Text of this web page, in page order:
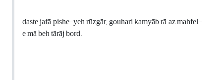
daste jafā pishe-yeh rūzgār, gouhari kamyāb rā az mahfel-
e mā beh tārāj bord.